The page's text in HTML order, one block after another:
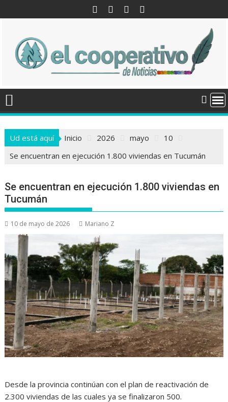
al
Ud está aquí Inicio 2026 mayo
10
Se encuentran en ejecución 1.800 viviendas en Tucumán
Se encuentran en ejecución 1.800 viviendas en
Tucumán
10 de mayo de 2026 Mariano Z
Desde la provincia continúan con el plan de reactivación de
2.300 viviendas de las cuales ya se finalizaron 500.